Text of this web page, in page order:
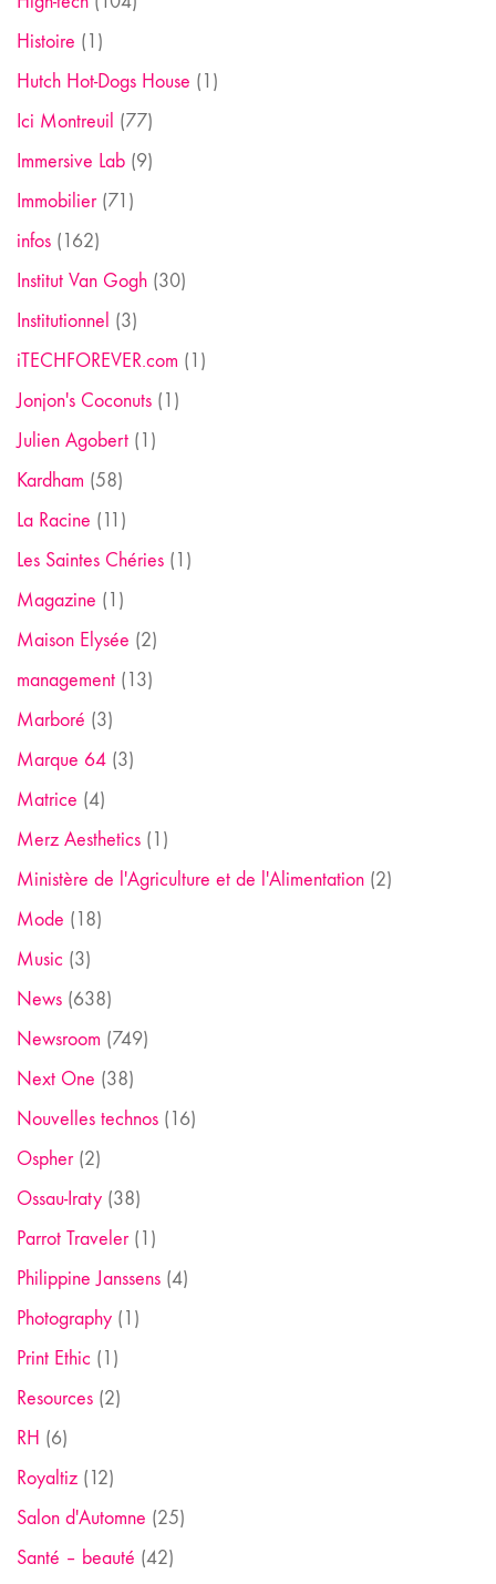
Histoire (1)
Hutch Hot-Dogs House (1)
Ici Montreuil (77)
Immersive Lab (9)
Immobilier(71)
infos (162)
Institut Van Gogh (30)
Institutionnel (3)
iTECHFOREVER.com (1)
Jonjon's Coconuts (1)
Julien Agobert (1)
Kardham (58)
La Racine (11)
Les Saintes Chéries (1)
Magazine (1)
Maison Elysée (2)
management (13)
Marboré (3)
Marque 64 (3)
Matrice (4)
Merz Aesthetics (1)
Ministère de l'Agriculture et de l'Alimentation (2)
Mode (18)
Music (3)
News (638)
Newsroom (749)
Next One (38)
Nouvelles technos (16)
Ospher(2)
Ossau-Iraty (38)
Parrot Traveler(1)
Philippine Janssens (4)
Photography (1)
Print Ethic (1)
Resources (2)
RH (6)
Royaltiz (12)
Salon d'Automne (25)
Santé – beauté (42)